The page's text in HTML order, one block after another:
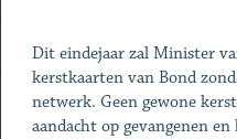
Dit eindejaar zal Minister
kerstkaarten van Bond
netwerk. Geen gewone
aandacht op gevangenen